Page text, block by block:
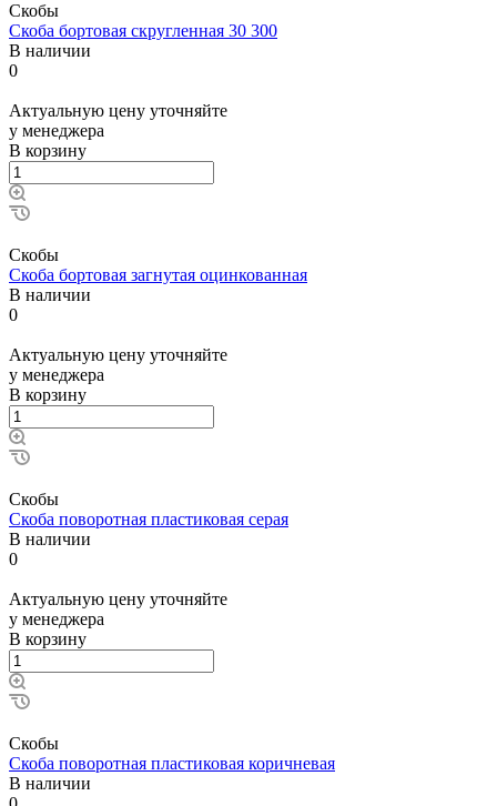
Скобы
Скоба бортовая скругленная 30 300
В наличии
0
Актуальную цену уточняйте
у менеджера
В корзину
Скобы
Скоба бортовая загнутая оцинкованная
В наличии
0
Актуальную цену уточняйте
у менеджера
В корзину
Скобы
Скоба поворотная пластиковая серая
В наличии
0
Актуальную цену уточняйте
у менеджера
В корзину
Скобы
Скоба поворотная пластиковая коричневая
В наличии